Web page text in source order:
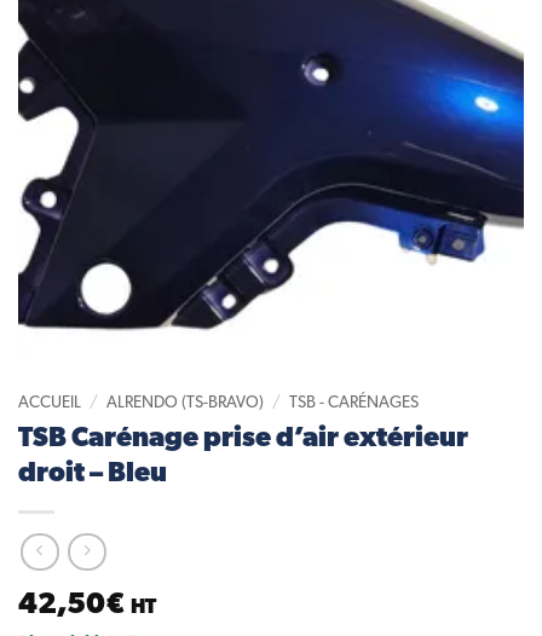
ACCUEIL / ALRENDO (TS-BRAVO) / TSB - CARÉNAGES
TSB Carénage prise d’air extérieur
droit – Bleu
42,50€ HT